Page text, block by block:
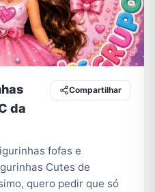
Vagas de Empregos Viagem e Turismo
da
Compartilhar
fofas e
Cutes de
quero pedir que só